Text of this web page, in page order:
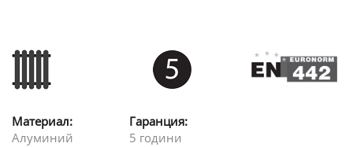
Материал:
Алуминий
Гаранция:
5 години